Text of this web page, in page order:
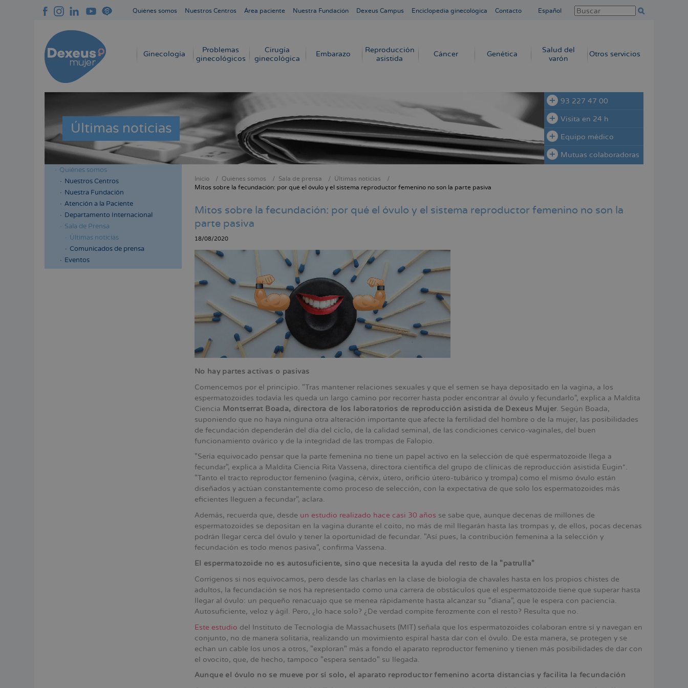
Quiénes somos Nuestros Centros Área paciente Nuestra Fundación Dexeus Campus Enciclopedia ginecológica Contacto Español
Navegación
Ginecología
Problemas
ginecológicos
Cirugía
ginecológica
Embarazo
Reproducción
asistida
Cáncer Genética
Salud del
varón
Otros servicios
Últimas noticias
93 227 47 00
Visita en 24 h
Equipo médico
Mutuas colaboradoras
Menú
lateral
cabecera
Quiénes somos
Nuestros Centros
Nuestra Fundación
Atención a la Paciente
Departamento Internacional
Sala de Prensa
Últimas noticias
Comunicados de prensa
Eventos
Sobrescribir
de
ayuda
a
la
navegación
Inicio Quiénes somos Sala de prensa
Últimas noticias
Mitos sobre la fecundación: por qué el óvulo y el sistema reproductor femenino no son la parte pasiva
Mitos sobre la fecundación: por qué el óvulo y el sistema reproductor femenino no son la
parte pasiva
18/08/2020
No hay partes activas o pasivas
Comencemos por el principio. "Tras mantener relaciones sexuales y que el semen se haya depositado en la vagina, a los
espermatozoides todavía les queda un largo camino por recorrer hasta poder encontrar al óvulo y fecundarlo", explica a Maldita
Ciencia Montserrat Boada, directora de los laboratorios de reproducción asistida de Dexeus Mujer. Según Boada,
suponiendo que no haya ninguna otra alteración importante que afecte la fertilidad del hombre o de la mujer, las posibilidades
de fecundación dependerán del día del ciclo, de la calidad seminal, de las condiciones cervico-vaginales, del buen
funcionamiento ovárico y de la integridad de las trompas de Falopio.
"Sería equivocado pensar que la parte femenina no tiene un papel activo en la selección de qué espermatozoide llega a
fecundar", explica a Maldita Ciencia Rita Vassena, directora científica del grupo de clínicas de reproducción asistida Eugin*.
"Tanto el tracto reproductor femenino (vagina, cérvix, útero, orificio útero-tubárico y trompa) como el mismo óvulo están
diseñados y actúan constantemente como proceso de selección, con la expectativa de que solo los espermatozoides más
eficientes lleguen a fecundar", aclara.
Además, recuerda que, desde un estudio realizado hace casi 30 años se sabe que, aunque decenas de millones de
espermatozoides se depositan en la vagina durante el coito, no más de mil llegarán hasta las trompas y, de ellos, pocas decenas
podrán llegar cerca del óvulo y tener la oportunidad de fecundar. "Así pues, la contribución femenina a la selección y
fecundación es todo menos pasiva", confirma Vassena.
El espermatozoide no es autosuficiente, sino que necesita la ayuda del resto de la "patrulla"
Corrígenos si nos equivocamos, pero desde las charlas en la clase de biología de chavales hasta en los propios chistes de
adultos, la fecundación se nos ha representado como una carrera de obstáculos que el espermatozoide tiene que superar hasta
llegar al óvulo: un pequeño renacuajo que se menea rápidamente hasta alcanzar su "diana", que le espera con paciencia.
Autosuficiente, veloz y ágil. Pero, ¿lo hace solo? ¿De verdad compite ferozmente con el resto? Resulta que no.
Este estudio del Instituto de Tecnología de Massachusets (MIT) señala que los espermatozoides colaboran entre sí y navegan en
conjunto, no de manera solitaria, realizando un movimiento espiral hasta dar con el óvulo. De esta manera, se protegen y se
echan un cable los unos a otros, "exploran" más a fondo el aparato reproductor femenino y tienen más posibilidades de dar con
el ovocito, que, de hecho, tampoco "espera sentado" su llegada.
Aunque el óvulo no se mueve por sí solo, el aparato reproductor femenino acorta distancias y facilita la fecundación